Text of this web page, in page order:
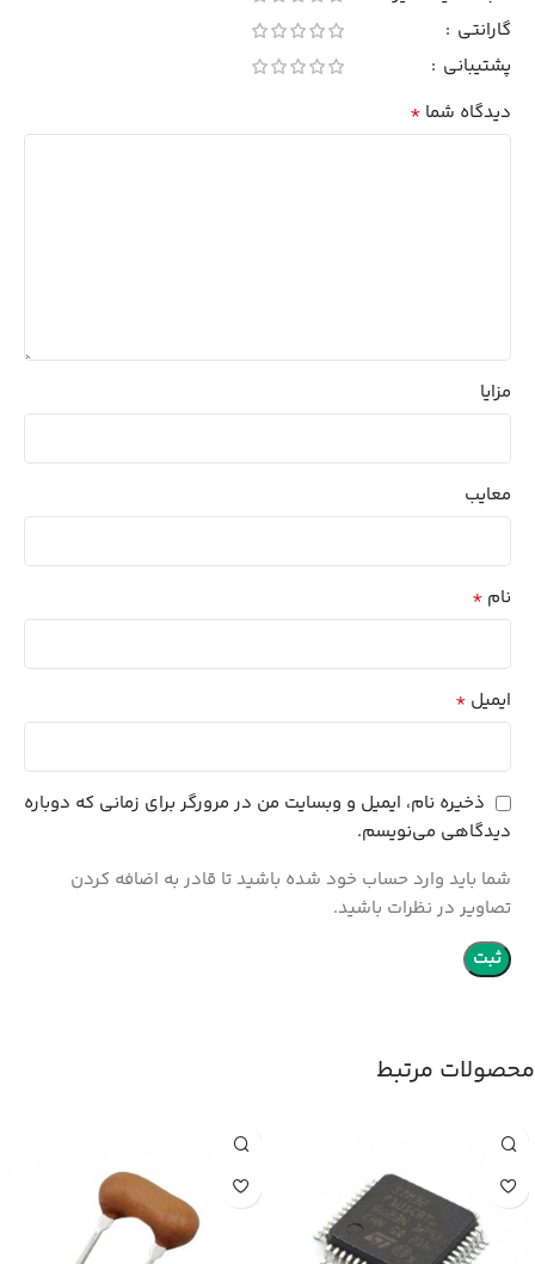
گارانتی
پشتیبانی
دیدگاه شما *
مزایا
معایب
نام *
ایمیل *
ذخیره نام، ایمیل و وبسایت من در مرورگر برای زمانی که دوباره
دیدگاهی می‌نویسم.
شما باید وارد حساب خود شده باشید تا قادر به اضافه کردن
تصاویر در نظرات باشید.
محصولات مرتبط